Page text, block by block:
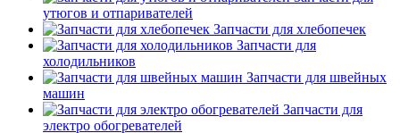
утюгов и отпаривателей
Запчасти для хлебопечек
Запчасти для
холодильников
Запчасти для швейных
машин
Запчасти для
электро обогревателей